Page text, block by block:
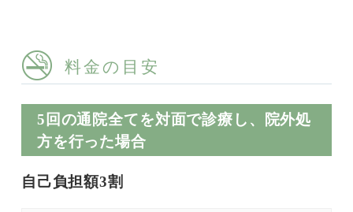
料金の目安
5回の通院全てを対面で診療し、院外処
方を行った場合
自己負担額3割